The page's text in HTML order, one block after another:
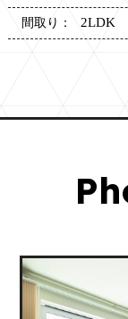
間取り： 2LDK